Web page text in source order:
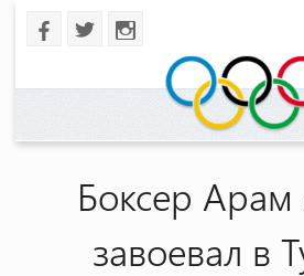
b a x
Боксер Арам
завоевал в